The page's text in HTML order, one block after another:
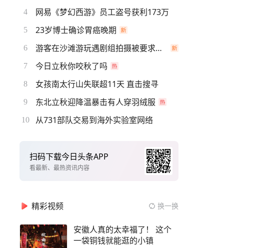
4 网易《梦幻西游》员工盗号获利173万
5 23岁博士确诊胃癌晚期
6 游客在沙滩游玩遇剧组拍摄被要求离开
7 今日立秋你咬秋了吗
8 女孩南太行山失联超11天 直击搜寻
9 东北立秋迎降温暴击有人穿羽绒服
10 从731部队交易到海外实验室网络
扫码下载今日头条APP
看最新、最热资讯内容
精彩视频 换一换
安徽人真的太幸福了！ 这个
一袋铜钱就能逛的小镇